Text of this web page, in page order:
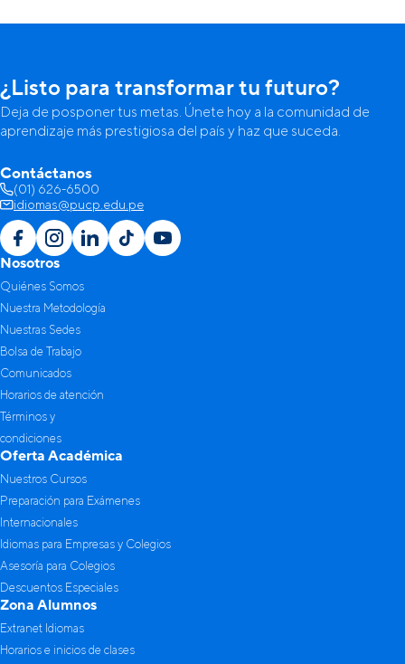
¿Listo para transformar tu futuro?
Deja de posponer tus metas. Únete hoy a la comunidad de
aprendizaje más prestigiosa del país y haz que suceda.
Contáctanos
(01) 626-6500
idiomas@pucp.edu.pe
Nosotros
Quiénes Somos
Nuestra Metodología
Nuestras Sedes
Bolsa de Trabajo
Comunicados
Horarios de atención
Términos y
condiciones
Oferta Académica
Nuestros Cursos
Preparación para Exámenes
Internacionales
Idiomas para Empresas y Colegios
Asesoría para Colegios
Descuentos Especiales
Zona Alumnos
Extranet Idiomas
Horarios e inicios de clases